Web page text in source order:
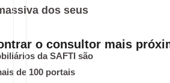
dos seus
da SAFTI são
de 100 portais
o consultor mais